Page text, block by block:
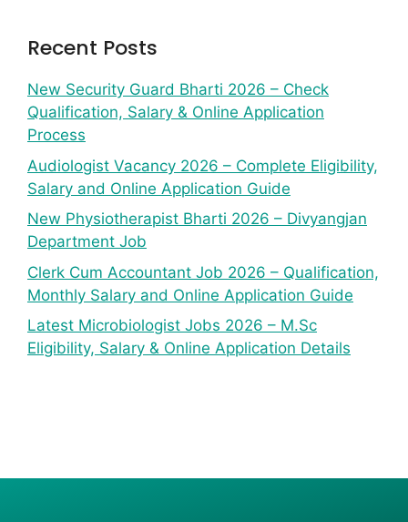
Recent Posts
New Security Guard Bharti 2026 – Check
Qualification, Salary & Online Application
Process
Audiologist Vacancy 2026 – Complete Eligibility,
Salary and Online Application Guide
New Physiotherapist Bharti 2026 – Divyangjan
Department Job
Clerk Cum Accountant Job 2026 – Qualification,
Monthly Salary and Online Application Guide
Latest Microbiologist Jobs 2026 – M.Sc
Eligibility, Salary & Online Application Details